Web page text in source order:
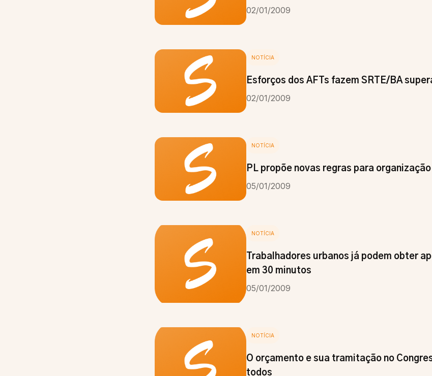
02/01/2009
NOTÍCIA
Esforços dos AFTs fazem SRTE/BA
02/01/2009
NOTÍCIA
PL propõe novas regras para
05/01/2009
NOTÍCIA
Trabalhadores urbanos já podem obter
em 30 minutos
05/01/2009
NOTÍCIA
O orçamento e sua tramitação no
todos